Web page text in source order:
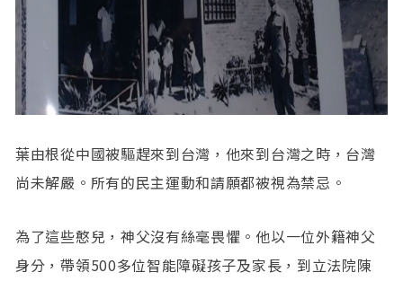
葉由根從中國被驅趕來到台灣，他來到台灣之時，台灣
尚未解嚴。所有的民主運動和請願都被視為禁忌。
為了這些憨兒，神父沒有絲毫畏懼。他以一位外籍神父
身分，帶領500多位智能障礙孩子及家長，到立法院陳